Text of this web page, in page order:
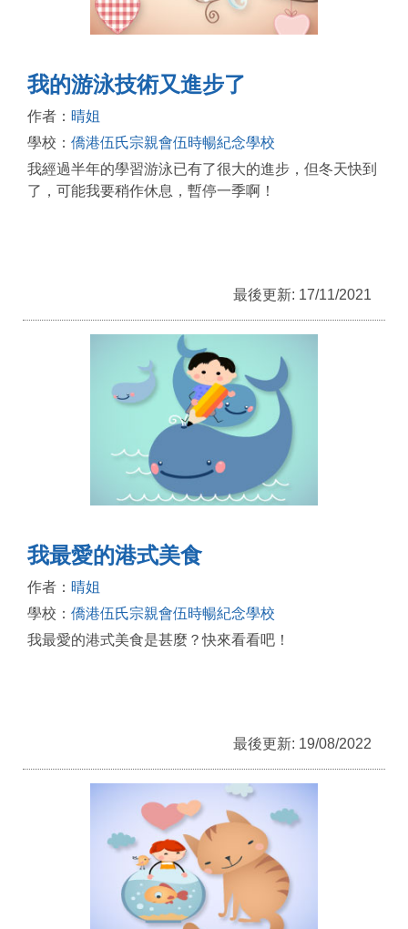
我的游泳技術又進步了
作者： 晴姐
學校： 僑港伍氏宗親會伍時暢紀念學校
我經過半年的學習游泳已有了很大的進步，但冬天快到
了，可能我要稍作休息，暫停一季啊！
最後更新: 17/11/2021
我最愛的港式美食
作者： 晴姐
學校： 僑港伍氏宗親會伍時暢紀念學校
我最愛的港式美食是甚麼？快來看看吧！
最後更新: 19/08/2022